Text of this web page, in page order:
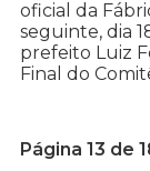
oficial da
seguinte, dia
prefeito Luiz
Final do
Página 13 de